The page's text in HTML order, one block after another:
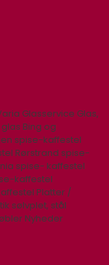
Glasservice Glas,
Bing og
spise-kaffestel
Rørstrand spise-
spise- kaffestel
kaffestel
Platter /
sølvplet, stål
Nyheder